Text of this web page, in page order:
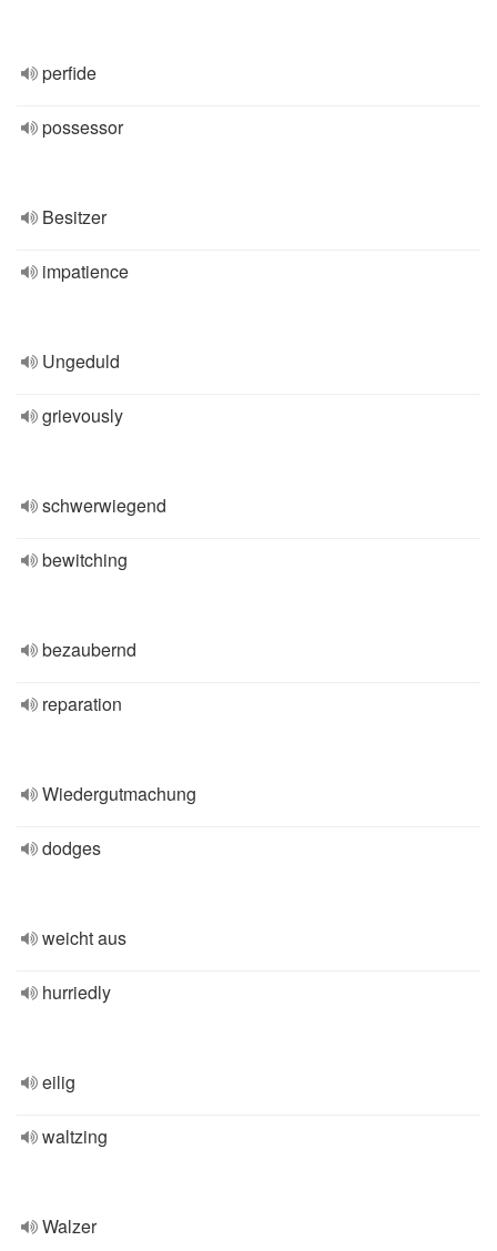
perfide
possessor
Besitzer
impatience
Ungeduld
grievously
schwerwiegend
bewitching
bezaubernd
reparation
Wiedergutmachung
dodges
weicht aus
hurriedly
eilig
waltzing
Walzer